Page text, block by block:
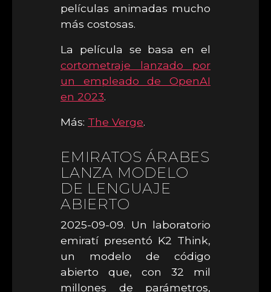
películas animadas mucho
más costosas.
La película se basa en el
cortometraje lanzado por
un empleado de OpenAI
en 2023.
Más: The Verge.
EMIRATOS ÁRABES
LANZA MODELO
DE LENGUAJE
ABIERTO
2025-09-09. Un laboratorio
emiratí presentó K2 Think,
un modelo de código
abierto que, con 32 mil
millones de parámetros,